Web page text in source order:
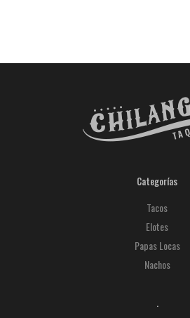
Categorías
Tacos
Elotes
Papas Locas
Nachos
.